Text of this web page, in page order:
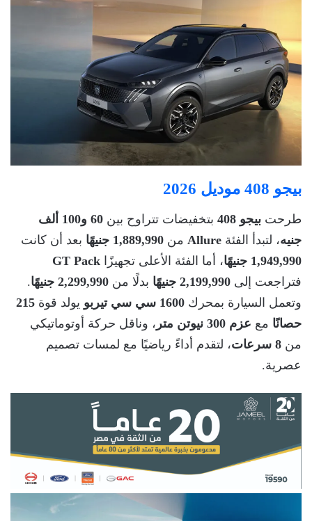
بيجو 408 موديل 2026
طرحت بيجو 408 بتخفيضات تتراوح بين
60 و100 ألف
جنيه، لتبدأ الفئة Allure من 1,889,990 جنيهًا
بعد أن كانت
1,949,990 جنيهًا
، أما الفئة الأعلى تجهيزًا GT Pack
فتراجعت إلى 2,199,990 جنيهًا بدلًا من 2,299,990 جنيهًا
.
وتعمل السيارة بمحرك 1600 سي سي تيربو يولد قوة 215
حصانًا مع عزم 300 نيوتن متر
، وناقل حركة أوتوماتيكي
من 8 سرعات
، لتقدم أداءً رياضيًا مع لمسات تصميم
عصرية.